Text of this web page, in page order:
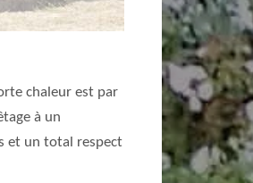
chaleur est par
à un
et un total respect